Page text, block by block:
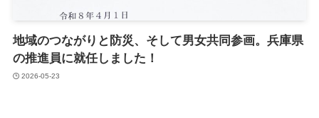
地域のつながりと防災、そして男女共同参画。兵庫県
の推進員に就任しました！
2026-05-23